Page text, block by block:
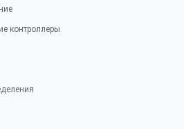
контроллеры